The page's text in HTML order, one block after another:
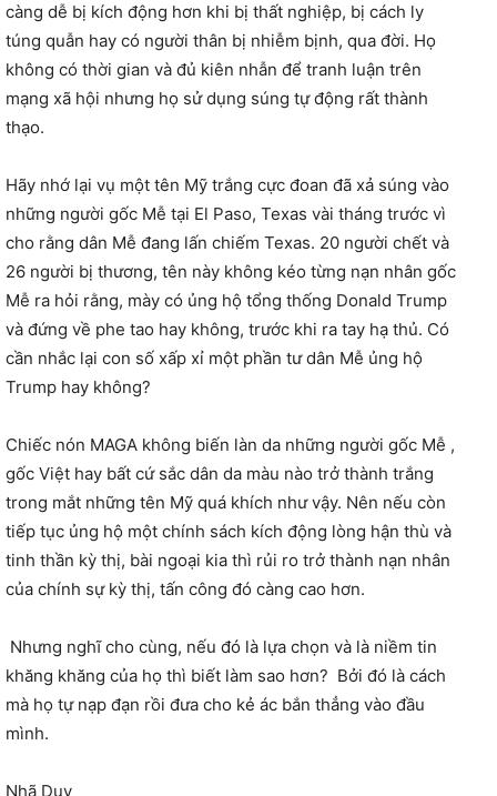
càng dễ bị kích động hơn khi bị thất nghiệp, bị cách ly
túng quẫn hay có người thân bị nhiễm bịnh, qua đời. Họ
không có thời gian và đủ kiên nhẫn để tranh luận trên
mạng xã hội nhưng họ sử dụng súng tự động rất thành
thạo.
Hãy nhớ lại vụ một tên Mỹ trắng cực đoan đã xả súng vào
những người gốc Mễ tại El Paso, Texas vài tháng trước vì
cho rằng dân Mễ đang lấn chiếm Texas. 20 người chết và
26 người bị thương, tên này không kéo từng nạn nhân gốc
Mễ ra hỏi rằng, mày có ủng hộ tổng thống Donald Trump
và đứng về phe tao hay không, trước khi ra tay hạ thủ. Có
cần nhắc lại con số xấp xỉ một phần tư dân Mễ ủng hộ
Trump hay không?
Chiếc nón MAGA không biến làn da những người gốc Mễ ,
gốc Việt hay bất cứ sắc dân da màu nào trở thành trắng
trong mắt những tên Mỹ quá khích như vậy. Nên nếu còn
tiếp tục ủng hộ một chính sách kích động lòng hận thù và
tinh thần kỳ thị, bài ngoại kia thì rủi ro trở thành nạn nhân
của chính sự kỳ thị, tấn công đó càng cao hơn.
Nhưng nghĩ cho cùng, nếu đó là lựa chọn và là niềm tin
khăng khăng của họ thì biết làm sao hơn? Bởi đó là cách
mà họ tự nạp đạn rồi đưa cho kẻ ác bắn thẳng vào đầu
mình.
Nhã Duy